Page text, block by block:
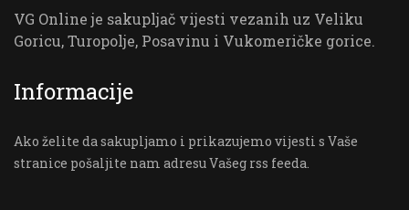
VG Online je sakupljač vijesti vezanih uz Veliku
Goricu, Turopolje, Posavinu i Vukomeričke gorice.
Informacije
Ako želite da sakupljamo i prikazujemo vijesti s Vaše
stranice pošaljite nam adresu Vašeg rss feeda.